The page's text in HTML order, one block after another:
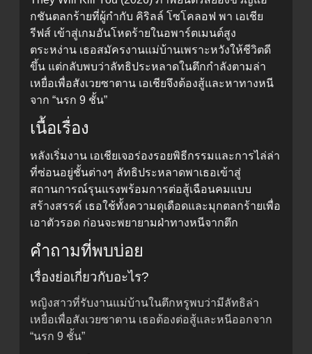
กชันตลกร้ายที่ผู้กำกับ คิริลล์ โซโคลอฟ พา เอเชีย
รีฟส์ เข้าสู่เกมอันโหดร้ายในอพาร์ตเมนต์สูง
ตระหง่าน เธอสมัครงานแม่บ้านเพราะหวังให้ชีวิตดี
ขึ้น แต่กลับพบว่าลัทธิประหลาดในตึกกำลังตามล่า
เหยื่อเพื่อสังเวยซาตาน เอเชียจึงต้องสู้และหาทางหนี
จาก “นรก 9 ชั้น”
เนื้อเรื่อง
หลังเริ่มงาน เอเชียเจอร่องรอยพิธีกรรมและการไล่ล่า
ที่ซ่อนอยู่ชั้นต่างๆ ลัทธิประหลาดพาเธอเข้าสู่
สถานการณ์รุนแรงพร้อมการต่อสู้เฉือนคมแบบ
สร้างสรรค์ เธอใช้ทั้งความดุเดือดและมุกตลกร้ายเพื่อ
เอาตัวรอด ก่อนจะพยายามฝ่าทางหนีจากตึก
คำถามที่พบบ่อย
เรื่องย่อเกี่ยวกับอะไร?
หญิงสาวที่รับงานแม่บ้านในตึกหรูพบว่ามีลัทธิล่า
เหยื่อเพื่อสังเวยซาตาน เธอต้องต่อสู้และหนีออกจาก
“นรก 9 ชั้น”